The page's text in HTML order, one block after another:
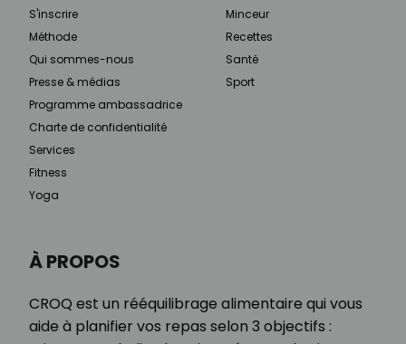
À PROPOS
CROQ est un rééquilibrage alimentaire qui vous
aide à planifier vos repas selon 3 objectifs :
S'inscrire
Méthode
Qui sommes-nous
Presse & médias
Programme ambassadrice
Charte de confidentialité
Services
Fitness
Yoga
Minceur
Recettes
Santé
Sport